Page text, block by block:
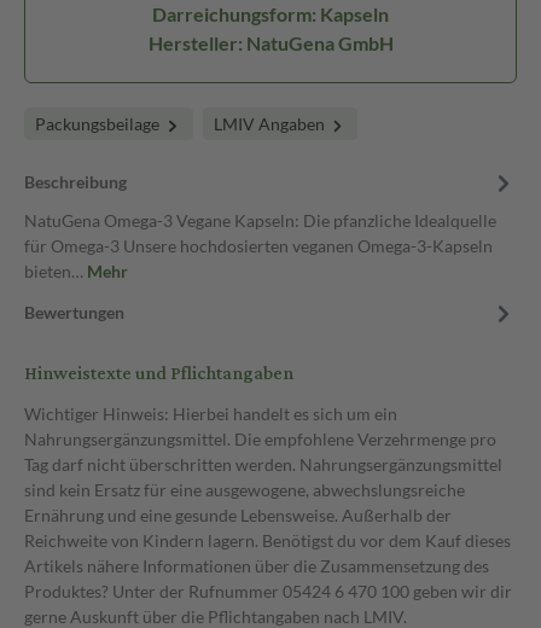
Darreichungsform: Kapseln
Hersteller: NatuGena GmbH
Packungsbeilage LMIV Angaben
Beschreibung
NatuGena Omega-3 Vegane Kapseln: Die pfanzliche Idealquelle
für Omega-3 Unsere hochdosierten veganen Omega-3-Kapseln
bieten… Mehr
Bewertungen
Hinweistexte und Pflichtangaben
Wichtiger Hinweis: Hierbei handelt es sich um ein
Nahrungsergänzungsmittel. Die empfohlene Verzehrmenge pro
Tag darf nicht überschritten werden. Nahrungsergänzungsmittel
sind kein Ersatz für eine ausgewogene, abwechslungsreiche
Ernährung und eine gesunde Lebensweise. Außerhalb der
Reichweite von Kindern lagern. Benötigst du vor dem Kauf dieses
Artikels nähere Informationen über die Zusammensetzung des
Produktes? Unter der Rufnummer 05424 6 470 100 geben wir dir
gerne Auskunft über die Pflichtangaben nach LMIV.